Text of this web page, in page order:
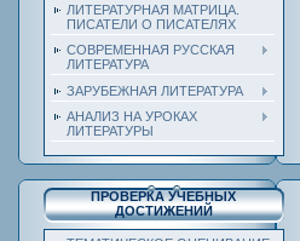
ЛИТЕРАТУРНАЯ МАТРИЦА.
ПИСАТЕЛИ О ПИСАТЕЛЯХ
СОВРЕМЕННАЯ РУССКАЯ
ЛИТЕРАТУРА
ЗАРУБЕЖНАЯ ЛИТЕРАТУРА
АНАЛИЗ НА УРОКАХ
ЛИТЕРАТУРЫ
ПРОВЕРКА УЧЕБНЫХ
ДОСТИЖЕНИЙ